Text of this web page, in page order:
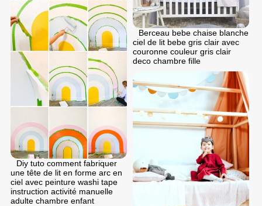
Diy tuto comment fabriquer
une tête de lit en forme arc en
ciel avec peinture washi tape
instruction activité manuelle
adulte chambre enfant
Berceau bebe chaise blanche
ciel de lit bebe gris clair avec
couronne couleur gris clair
deco chambre fille